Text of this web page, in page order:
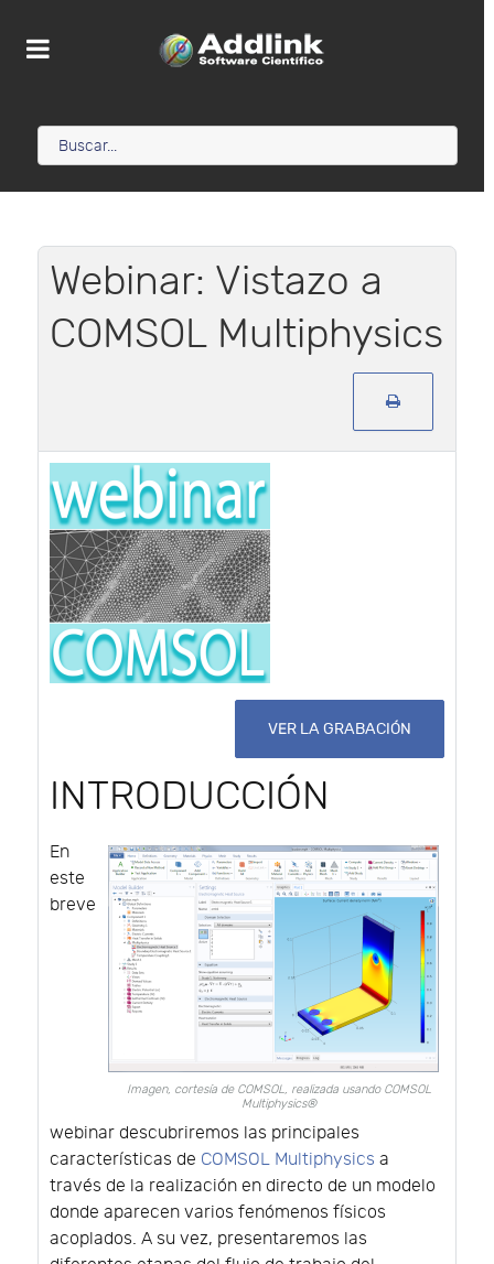
Webinar: Vistazo a
COMSOL Multiphysics
VER LA GRABACIÓN
INTRODUCCIÓN
Imagen, cortesía de COMSOL, realizada usando COMSOL
Multiphysics®
En
este
breve
webinar descubriremos las principales
características de COMSOL Multiphysics a
través de la realización en directo de un modelo
donde aparecen varios fenómenos físicos
acoplados. A su vez, presentaremos las